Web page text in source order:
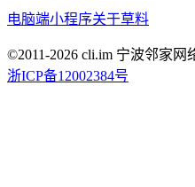
电脑端小程序关于草料
©2011-2026 cli.im 宁波邻家网
浙ICP备12002384号